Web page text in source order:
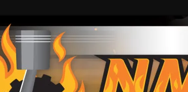
MicroPulling
modelbouwsport ter wereld!